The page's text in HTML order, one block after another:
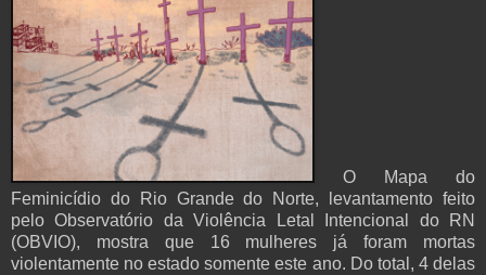
O Mapa do
Feminicídio do Rio Grande do Norte, levantamento feito
pelo Observatório da Violência Letal Intencional do RN
(OBVIO), mostra que 16 mulheres já foram mortas
violentamente no estado somente este ano. Do total, 4 delas